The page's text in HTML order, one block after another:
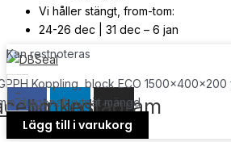
Vi håller stängt, from-tom:
24-26 dec | 31 dec – 6 jan
© Copyright 2026 | Webb avSvensk
Linkedin
Instagram
Kan restnoteras
-
Koppling, block ECO 1500x400x200
diagonalt rutnät mängd
Lägg till i varukorg